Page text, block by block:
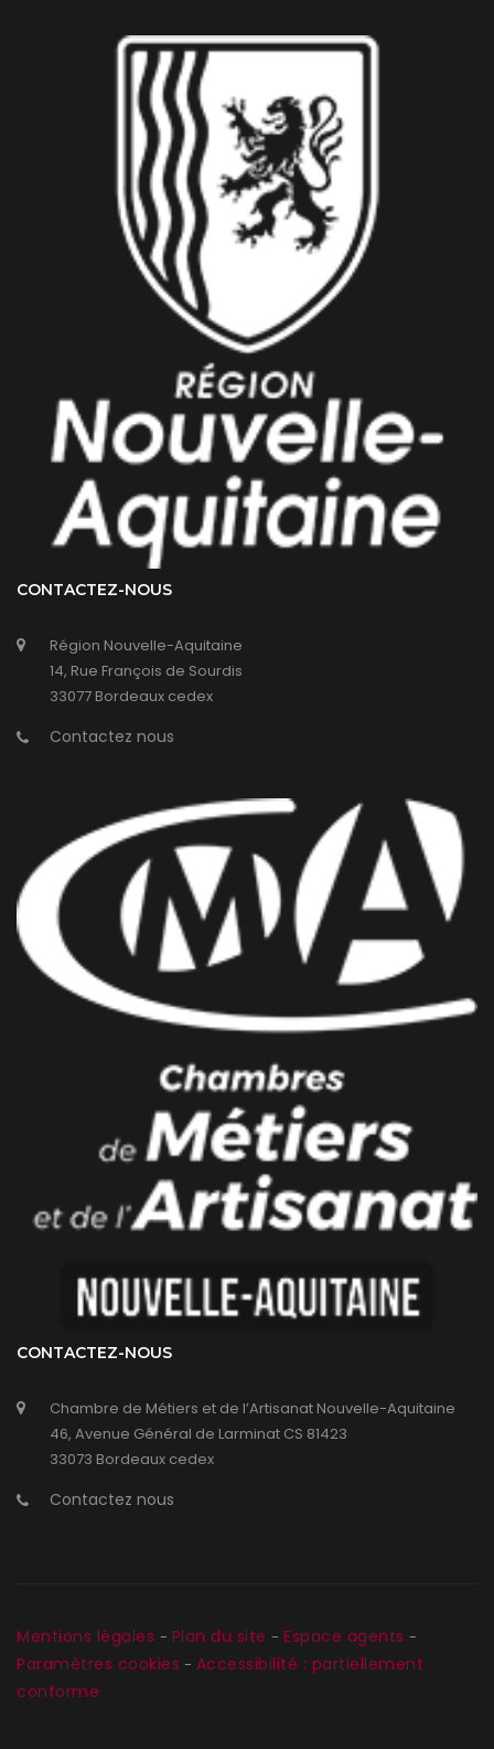
CONTACTEZ-NOUS
Région Nouvelle-Aquitaine
14, Rue François de Sourdis
33077 Bordeaux cedex
Contactez nous
CONTACTEZ-NOUS
Chambre de Métiers et de l’Artisanat Nouvelle-Aquitaine
46, Avenue Général de Larminat CS 81423
33073 Bordeaux cedex
Contactez nous
Mentions légales - Plan du site - Espace agents -
Paramètres cookies - Accessibilité : partiellement
conforme